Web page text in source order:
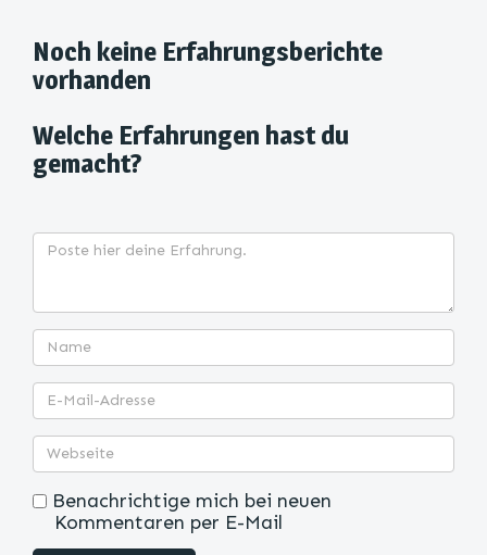
Noch keine Erfahrungsberichte
vorhanden
Welche Erfahrungen hast du
gemacht?
Benachrichtige mich bei neuen
Kommentaren per E-Mail